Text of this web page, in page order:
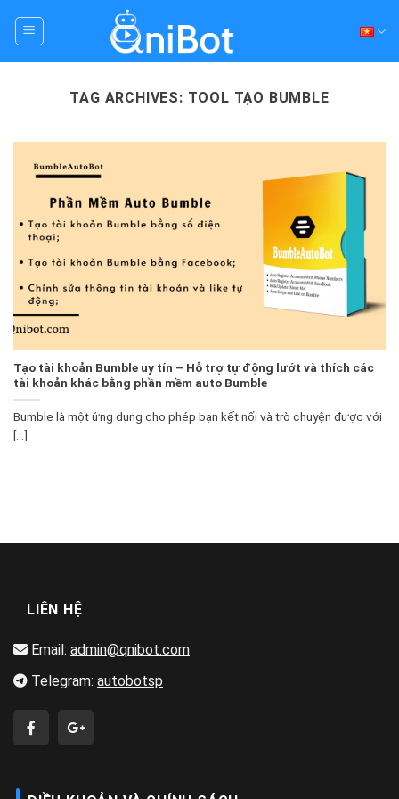
TAG ARCHIVES: TOOL TẠO BUMBLE
Tạo tài khoản Bumble uy tín – Hỗ trợ tự động lướt và thích các
tài khoản khác bằng phần mềm auto Bumble
Bumble là một ứng dụng cho phép bạn kết nối và trò chuyện được với
[...]
LIÊN HỆ
Email: admin@qnibot.com
Telegram: autobotsp